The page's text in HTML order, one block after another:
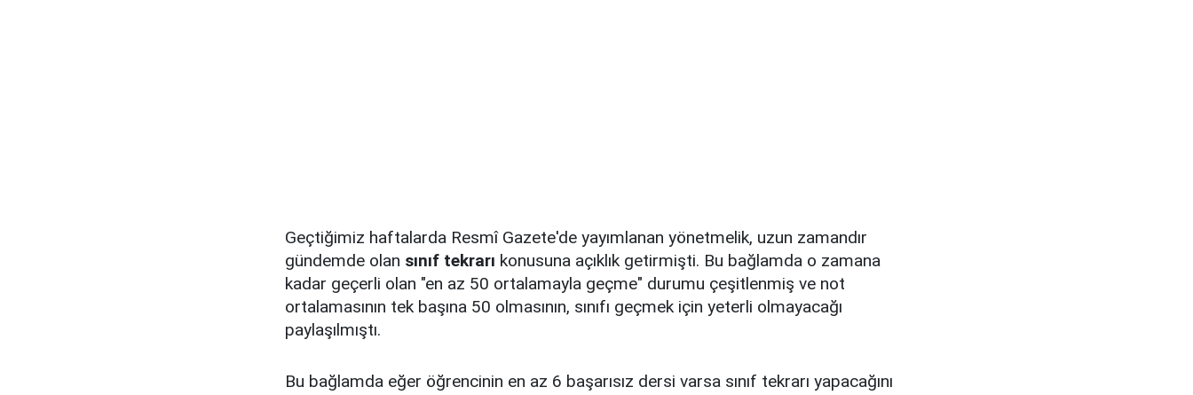
Geçtiğimiz haftalarda Resmî Gazete'de yayımlanan yönetmelik, uzun zamandır
gündemde olan sınıf tekrarı konusuna açıklık getirmişti. Bu bağlamda o zamana
kadar geçerli olan "en az 50 ortalamayla geçme" durumu çeşitlenmiş ve not
ortalamasının tek başına 50 olmasının, sınıfı geçmek için yeterli olmayacağı
paylaşılmıştı.
Bu bağlamda eğer öğrencinin en az 6 başarısız dersi varsa sınıf tekrarı yapacağını